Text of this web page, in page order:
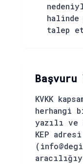
halinde
talep
Başvuru
KVKK
herhangi
yazılı ve
KEP adresi